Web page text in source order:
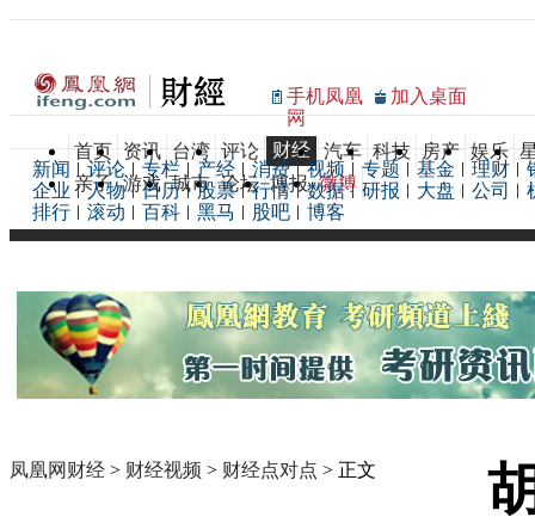
手机凤凰
网
加入桌面
首页 资讯 台湾 评论 财经 汽车 科技 房产 娱乐
亲子 游戏 城市 论坛 博报 微博
新闻 评论 专栏 产经 消费 视频 专题 基金 理财
企业
人物 日历 股票 行情 数据 研报 大盘 公司
排行
滚动 百科 黑马 股吧 博客
凤凰网财经 > 财经视频 > 财经点对点 > 正文